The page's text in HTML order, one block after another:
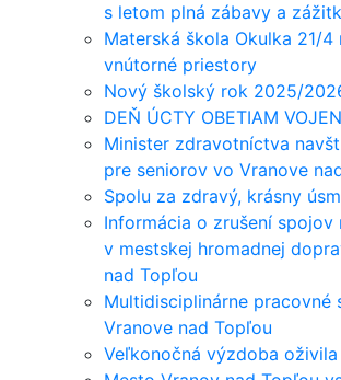
s letom plná zábavy a
Materská škola Okulka 21/4
vnútorné priestory
Nový školský rok 2025/
DEŇ ÚCTY OBETIAM VOJEN
Minister zdravotníctva
pre seniorov vo Vranove
Spolu za zdravý, krásny
Informácia o zrušení spojov
v mestskej hromadnej
nad Topľou
Multidisciplinárne pracovné
Vranove nad Topľou
Veľkonočná výzdoba